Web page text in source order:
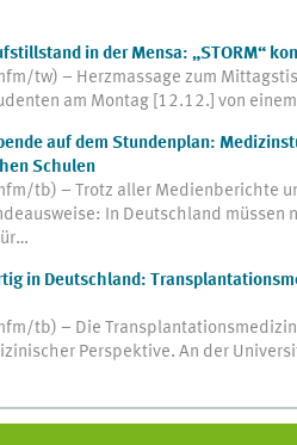
in der Mensa: „STORM“
tw) – Herzmassage zum
am Montag [12.12.] von
auf dem Stundenplan:
Schulen
tb) – Trotz aller Medienberichte
In Deutschland müssen
in Deutschland:
tb) – Die
Perspektive. An der